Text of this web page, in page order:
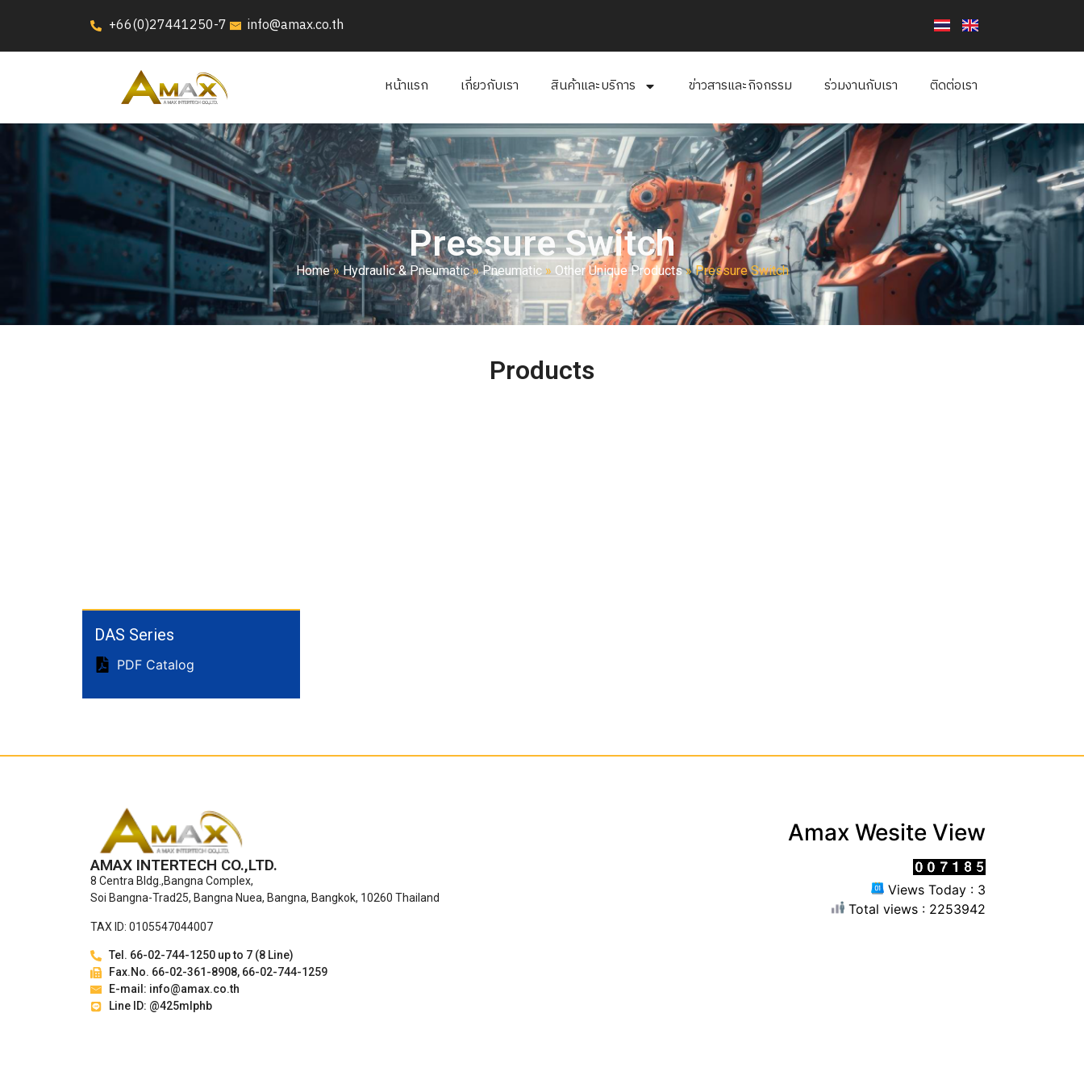
+66(0)27441250-7 info@amax.co.th
หน้าแรก เกี่ยวกับเรา สินค้าและบริการ ข่าวสารและกิจกรรม ร่วมงานกับเรา ติดต่อเรา
Pressure Switch
Home»Hydraulic & Pneumatic»Pneumatic» Other Unique Products»Pressure Switch
Products
DAS Series
PDF Catalog
AMAX INTERTECH CO.,LTD.
8 Centra Bldg.,Bangna Complex,
Soi Bangna-Trad25, Bangna Nuea, Bangna, Bangkok, 10260 Thailand
TAX ID: 0105547044007
Tel. 66-02-744-1250 up to 7 (8 Line)
Fax.No. 66-02-361-8908, 66-02-744-1259
E-mail: info@amax.co.th
Line ID: @425mlphb
Amax Wesite View
Views Today : 3
Total views : 2253942